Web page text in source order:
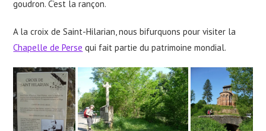
goudron. C’est la rançon.
A la croix de Saint-Hilarian, nous bifurquons pour visiter la
Chapelle de Perse qui fait partie du patrimoine mondial.